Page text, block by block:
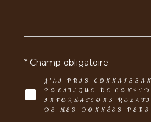
J'AI PRIS
POLITIQUE DE
INFORMATIONS
DE MES DONNÉES
* Champ obligatoire